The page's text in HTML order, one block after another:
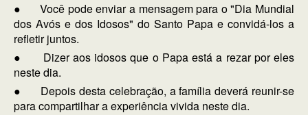
● Você pode enviar a mensagem para o "Dia Mundial
dos Avós e dos Idosos" do Santo Papa e convidá-los a
refletir juntos.
● Dizer aos idosos que o Papa está a rezar por eles
neste dia.
● Depois desta celebração, a família deverá reunir-se
para compartilhar a experiência vivida neste dia.